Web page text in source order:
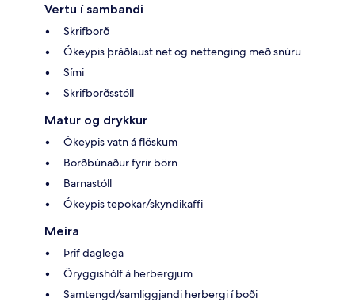
Vertu í sambandi
Skrifborð
Ókeypis þráðlaust net og nettenging með snúru
Sími
Skrifborðsstóll
Matur og drykkur
Ókeypis vatn á flöskum
Borðbúnaður fyrir börn
Barnastóll
Ókeypis tepokar/skyndikaffi
Meira
Þrif daglega
Öryggishólf á herbergjum
Samtengd/samliggjandi herbergi í boði